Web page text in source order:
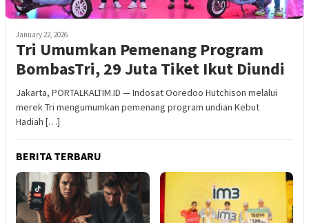
January 22, 2026
Tri Umumkan Pemenang Program
BombasTri, 29 Juta Tiket Ikut Diundi
Jakarta, PORTALKALTIM.ID — Indosat Ooredoo Hutchison melalui
merek Tri mengumumkan pemenang program undian Kebut
Hadiah […]
BERITA TERBARU